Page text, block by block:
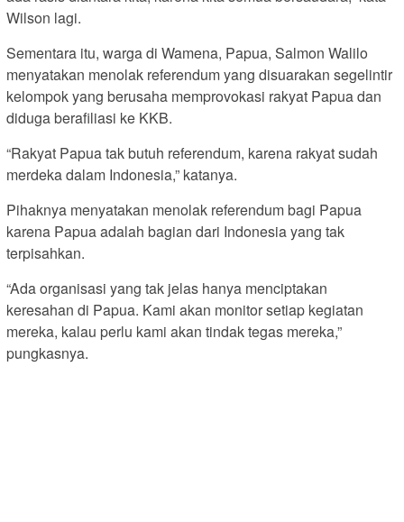
Wilson lagi.
Sementara itu, warga di Wamena, Papua, Salmon Walilo
menyatakan menolak referendum yang disuarakan segelintir
kelompok yang berusaha memprovokasi rakyat Papua dan
diduga berafiliasi ke KKB.
“Rakyat Papua tak butuh referendum, karena rakyat sudah
merdeka dalam Indonesia,” katanya.
Pihaknya menyatakan menolak referendum bagi Papua
karena Papua adalah bagian dari Indonesia yang tak
terpisahkan.
“Ada organisasi yang tak jelas hanya menciptakan
keresahan di Papua. Kami akan monitor setiap kegiatan
mereka, kalau perlu kami akan tindak tegas mereka,”
pungkasnya.